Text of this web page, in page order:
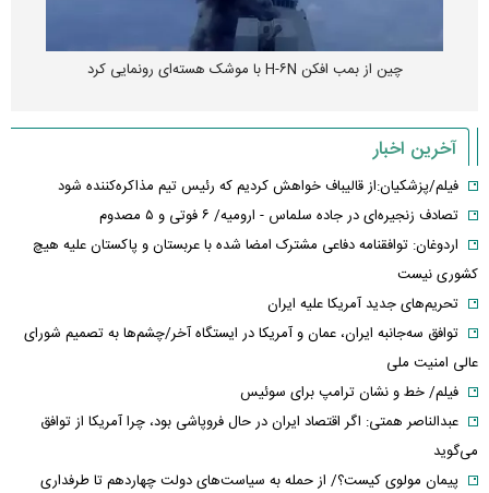
چین از بمب افکن H-۶N با موشک هسته‌ای رونمایی کرد
آخرین اخبار
فیلم/پزشکیان:از قالیباف خواهش کردیم که رئیس تیم مذاکره‌کننده شود
تصادف زنجیره‌ای در جاده سلماس - ارومیه/ ۶ فوتی و ۵ مصدوم
اردوغان: توافقنامه دفاعی مشترک امضا شده با عربستان و پاکستان علیه هیچ
کشوری نیست
تحریم‌های جدید آمریکا علیه ایران
توافق سه‌جانبه ایران، عمان و آمریکا در ایستگاه آخر/چشم‌ها به تصمیم شورای
عالی امنیت ملی
فیلم/ خط و نشان ترامپ برای سوئیس
عبدالناصر همتی: اگر اقتصاد ایران در حال فروپاشی بود، چرا آمریکا از توافق
می‌گوید
پیمان مولوی کیست؟/ از حمله به سیاست‌های دولت چهاردهم تا طرفداری